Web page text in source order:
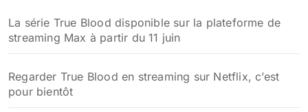
La série True Blood disponible sur la plateforme de
streaming Max à partir du 11 juin
Regarder True Blood en streaming sur Netflix, c’est
pour bientôt